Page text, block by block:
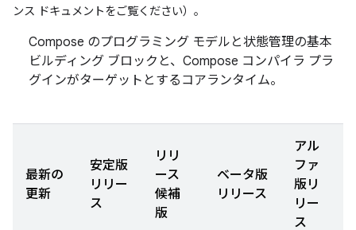
ンス ドキュメントをご覧ください）。
Compose のプログラミング モデルと状態管理の基本
ビルディング ブロックと、Compose コンパイラ プラ
グインがターゲットとするコアランタイム。
最新の
更新
安定版
リリー
ス
リリ
ース
候補
版
ベータ版
リリース
アル
ファ
版リ
リー
ス